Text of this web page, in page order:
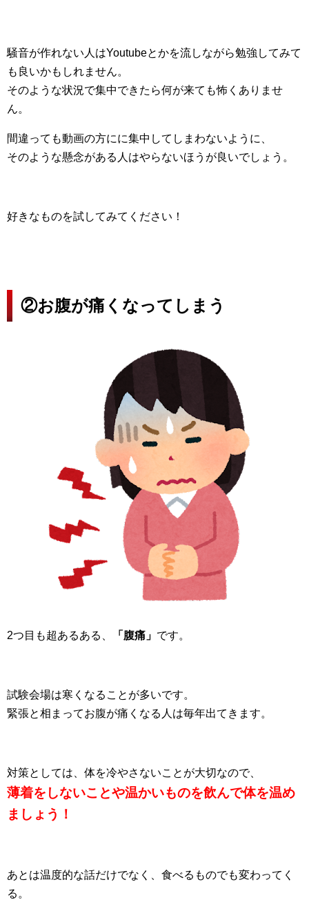
騒音が作れない人はYoutubeとかを流しながら勉強してみて
も良いかもしれません。
そのような状況で集中できたら何が来ても怖くありませ
ん。
間違っても動画の方にに集中してしまわないように、
そのような懸念がある人はやらないほうが良いでしょう。
好きなものを試してみてください！
②お腹が痛くなってしまう
2つ目も超あるある、 「腹痛」 です。
試験会場は寒くなることが多いです。
緊張と相まってお腹が痛くなる人は毎年出てきます。
対策としては、体を冷やさないことが大切なので、
薄着をしないことや温かいものを飲んで体を温め
ましょう！
あとは温度的な話だけでなく、食べるものでも変わってく
る。